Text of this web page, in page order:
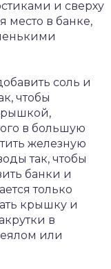
и сверху
место в банке,
соль и
чтобы
в большую
железную
так, чтобы
банки и
только
крышку и
в
или